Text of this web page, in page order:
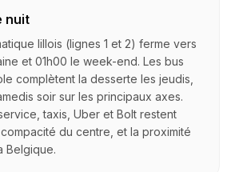
nuit
lillois (lignes 1 et 2) ferme vers
et 01h00 le week-end. Les bus
complètent la desserte les jeudis,
soir sur les principaux axes.
taxis, Uber et Bolt restent
du centre, et la proximité
Belgique.